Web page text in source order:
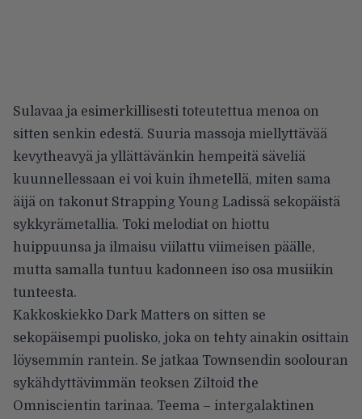
Sulavaa ja esimerkillisesti toteutettua menoa on
sitten senkin edestä. Suuria massoja miellyttävää
kevytheavyä ja yllättävänkin hempeitä säveliä
kuunnellessaan ei voi kuin ihmetellä, miten sama
äijä on takonut Strapping Young Ladissä sekopäistä
sykkyrämetallia. Toki melodiat on hiottu
huippuunsa ja ilmaisu viilattu viimeisen päälle,
mutta samalla tuntuu kadonneen iso osa musiikin
tunteesta.
Kakkoskiekko Dark Matters on sitten se
sekopäisempi puolisko, joka on tehty ainakin osittain
löysemmin rantein. Se jatkaa Townsendin soolouran
sykähdyttävimmän teoksen Ziltoid the
Omniscientin tarinaa. Teema – intergalaktinen